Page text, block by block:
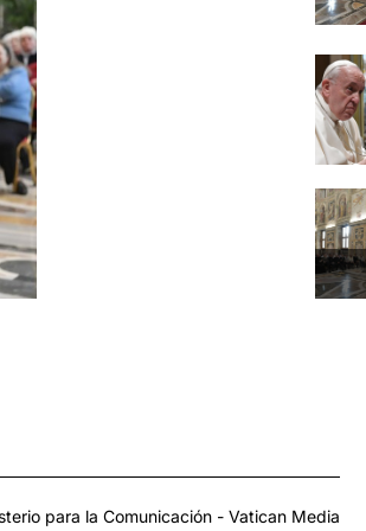
para la Comunicación - Vatican Media